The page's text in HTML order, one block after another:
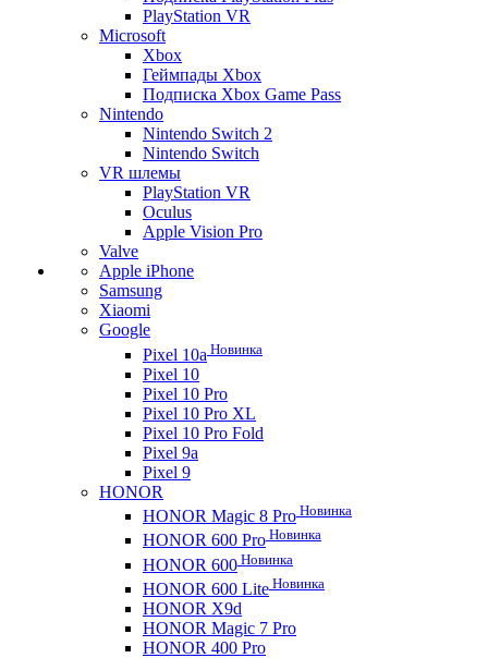
PlayStation VR
Microsoft
Xbox
Геймпады Xbox
Подписка Xbox Game Pass
Nintendo
Nintendo Switch 2
Nintendo Switch
VR шлемы
PlayStation VR
Oculus
Apple Vision Pro
Valve
Apple iPhone
Samsung
Xiaomi
Google
Pixel 10a Новинка
Pixel 10
Pixel 10 Pro
Pixel 10 Pro XL
Pixel 10 Pro Fold
Pixel 9a
Pixel 9
HONOR
HONOR Magic 8 Pro Новинка
HONOR 600 Pro Новинка
HONOR 600 Новинка
HONOR 600 Lite Новинка
HONOR X9d
HONOR Magic 7 Pro
HONOR 400 Pro